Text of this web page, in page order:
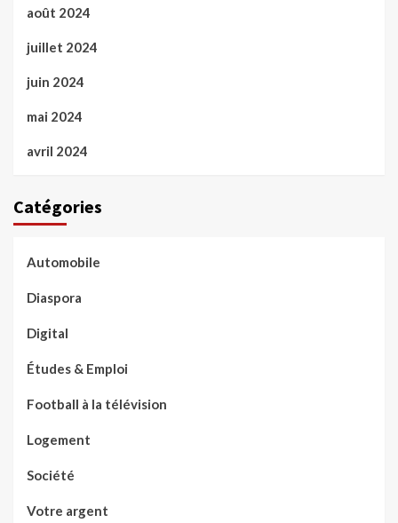
août 2024
juillet 2024
juin 2024
mai 2024
avril 2024
Catégories
Automobile
Diaspora
Digital
Études & Emploi
Football à la télévision
Logement
Société
Votre argent